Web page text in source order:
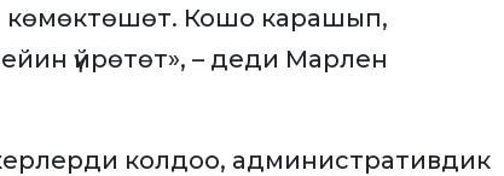
көмөктөшөт. Кошо карашып,
үйрөтөт», – деди Марлен
колдоо, административдик